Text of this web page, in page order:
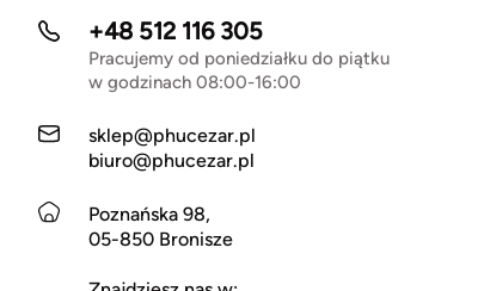
+48 512 116 305
Pracujemy od poniedziałku do piątku
w godzinach 08:00-16:00
sklep@phucezar.pl
biuro@phucezar.pl
Poznańska 98,
05-850 Bronisze